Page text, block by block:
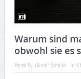
Warum sind
obwohl sie es
Posted By: Günter Schaub In: